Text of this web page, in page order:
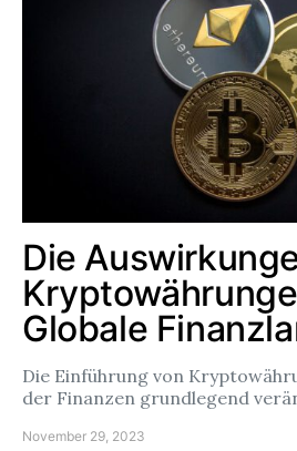
Die
Globale
Die Einführung von
der Finanzen grundlegend
November 29, 2023